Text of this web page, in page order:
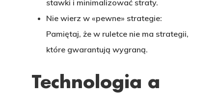
stawki i minimalizować straty.
Nie wierz w «pewne» strategie:
Pamiętaj, że w ruletce nie ma strategii,
które gwarantują wygraną.
Technologia a